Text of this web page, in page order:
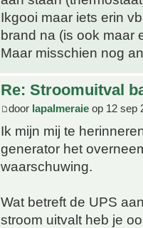
Ikgooi maar iets erin
brand na (is ook maar
Maar misschien nog
Re: Stroomuitval
door lapalmeraie op 12 sep
Ik mijn mij te
generator het
waarschuwing.
Wat betreft de UPS
stroom uitvalt heb je